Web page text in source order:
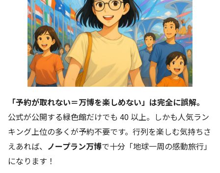
「予約が取れない＝万博を楽しめない」は完全に誤解。
公式が公開する緑色館だけでも 40 以上。しかも人気ラン
キング上位の多くが予約不要です。行列を楽しむ気持ちさ
えあれば、 ノープラン万博で十分「地球一周の感動旅行」
になります！